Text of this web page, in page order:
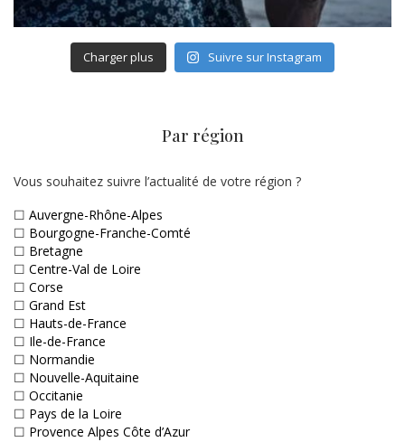
Charger plus Suivre sur Instagram
Par région
Vous souhaitez suivre l’actualité de votre région ?
☐ Auvergne-Rhône-Alpes
☐ Bourgogne-Franche-Comté
☐ Bretagne
☐ Centre-Val de Loire
☐ Corse
☐ Grand Est
☐ Hauts-de-France
☐ Ile-de-France
☐ Normandie
☐ Nouvelle-Aquitaine
☐ Occitanie
☐ Pays de la Loire
☐ Provence Alpes Côte d’Azur